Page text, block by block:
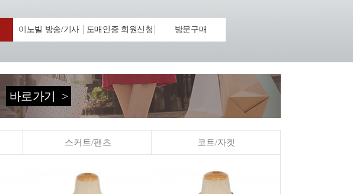
이노빌 방송/기사 도매인증 회원신청 방문구매
바로가기 >
스커트/팬츠 코트/자켓